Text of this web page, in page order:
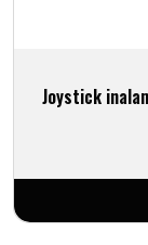
Joystick